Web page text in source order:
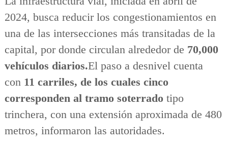
2024, busca reducir los congestionamientos en
una de las intersecciones más transitadas de la
capital, por donde circulan alrededor de 70,000
vehículos diarios.El paso a desnivel cuenta
con 11 carriles, de los cuales cinco
corresponden al tramo soterrado tipo
trinchera, con una extensión aproximada de 480
metros, informaron las autoridades.